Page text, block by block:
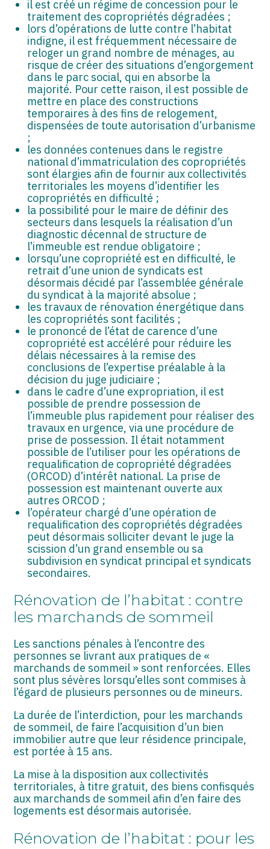
il est créé un régime de concession pour le
traitement des copropriétés dégradées ;
lors d’opérations de lutte contre l’habitat
indigne, il est fréquemment nécessaire de
reloger un grand nombre de ménages, au
risque de créer des situations d’engorgement
dans le parc social, qui en absorbe la
majorité. Pour cette raison, il est possible de
mettre en place des constructions
temporaires à des fins de relogement,
dispensées de toute autorisation d’urbanisme
;
les données contenues dans le registre
national d’immatriculation des copropriétés
sont élargies afin de fournir aux collectivités
territoriales les moyens d’identifier les
copropriétés en difficulté ;
la possibilité pour le maire de définir des
secteurs dans lesquels la réalisation d’un
diagnostic décennal de structure de
l’immeuble est rendue obligatoire ;
lorsqu’une copropriété est en difficulté, le
retrait d’une union de syndicats est
désormais décidé par l’assemblée générale
du syndicat à la majorité absolue ;
les travaux de rénovation énergétique dans
les copropriétés sont facilités ;
le prononcé de l’état de carence d’une
copropriété est accéléré pour réduire les
délais nécessaires à la remise des
conclusions de l’expertise préalable à la
décision du juge judiciaire ;
dans le cadre d’une expropriation, il est
possible de prendre possession de
l’immeuble plus rapidement pour réaliser des
travaux en urgence, via une procédure de
prise de possession. Il était notamment
possible de l’utiliser pour les opérations de
requalification de copropriété dégradées
(ORCOD) d’intérêt national. La prise de
possession est maintenant ouverte aux
autres ORCOD ;
l’opérateur chargé d’une opération de
requalification des copropriétés dégradées
peut désormais solliciter devant le juge la
scission d’un grand ensemble ou sa
subdivision en syndicat principal et syndicats
secondaires.
Rénovation de l’habitat : contre
les marchands de sommeil
Les sanctions pénales à l’encontre des
personnes se livrant aux pratiques de «
marchands de sommeil » sont renforcées. Elles
sont plus sévères lorsqu’elles sont commises à
l’égard de plusieurs personnes ou de mineurs.
La durée de l’interdiction, pour les marchands
de sommeil, de faire l’acquisition d’un bien
immobilier autre que leur résidence principale,
est portée à 15 ans.
La mise à la disposition aux collectivités
territoriales, à titre gratuit, des biens confisqués
aux marchands de sommeil afin d’en faire des
logements est désormais autorisée.
Rénovation de l’habitat : pour les